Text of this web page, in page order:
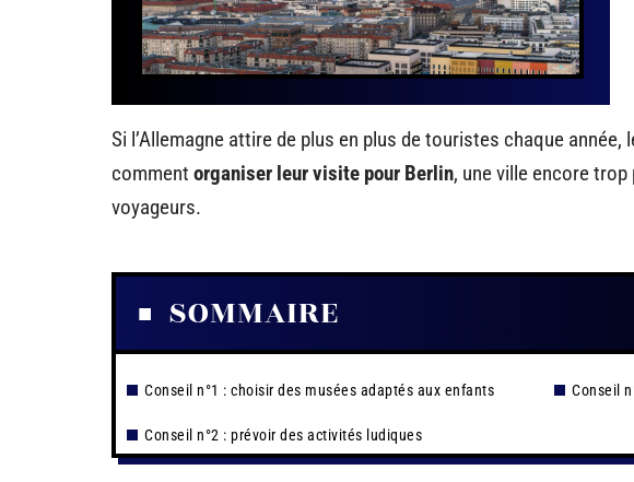
Si l’Allemagne attire de plus en plus de touristes chaque
comment organiser leur visite pour Berlin, une ville encore
voyageurs.
SOMMAIRE
Conseil n°1 : choisir des musées adaptés aux enfants
Conseil n°2 : prévoir des activités ludiques
Conseil